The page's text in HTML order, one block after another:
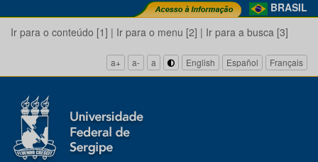
BRASIL
Ir para o conteúdo [1] | Ir para o menu [2] | Ir para a busca [3]
a+ a- a English Español Français